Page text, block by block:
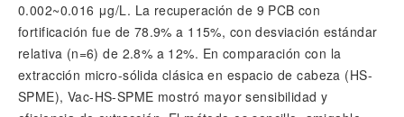
0.002~0.016 μg/L. La recuperación de 9 PCB con
fortificación fue de 78.9% a 115%, con desviación estándar
relativa (n=6) de 2.8% a 12%. En comparación con la
extracción micro-sólida clásica en espacio de cabeza (HS-
SPME), Vac-HS-SPME mostró mayor sensibilidad y